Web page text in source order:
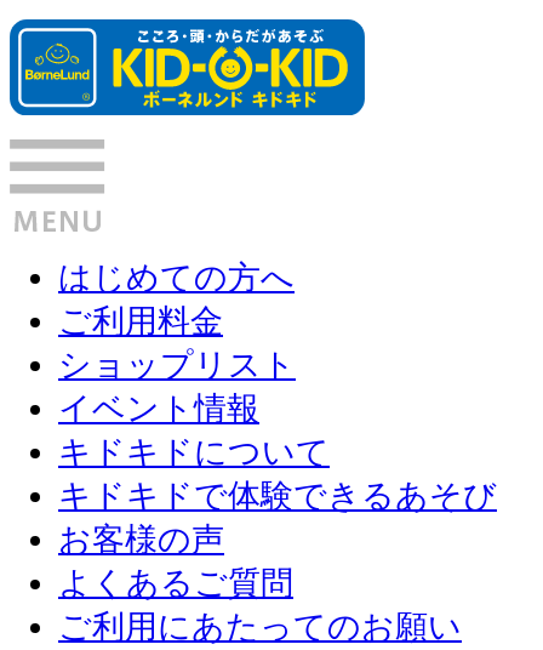
はじめての方へ
ご利用料金
ショップリスト
イベント情報
キドキドについて
キドキドで体験できるあそび
お客様の声
よくあるご質問
ご利用にあたってのお願い